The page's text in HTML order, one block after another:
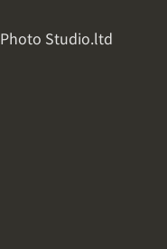
Studio.ltd